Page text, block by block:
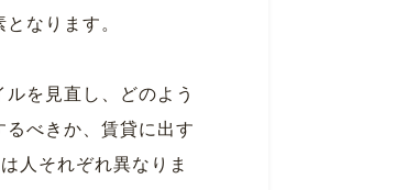
なります。
を見直し、どのよう
べきか、賃貸に出す
人それぞれ異なりま